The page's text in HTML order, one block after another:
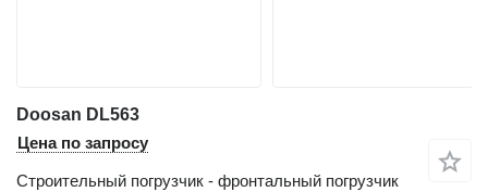
Doosan DL563
Цена по запросу
Строительный погрузчик - фронтальный погрузчик